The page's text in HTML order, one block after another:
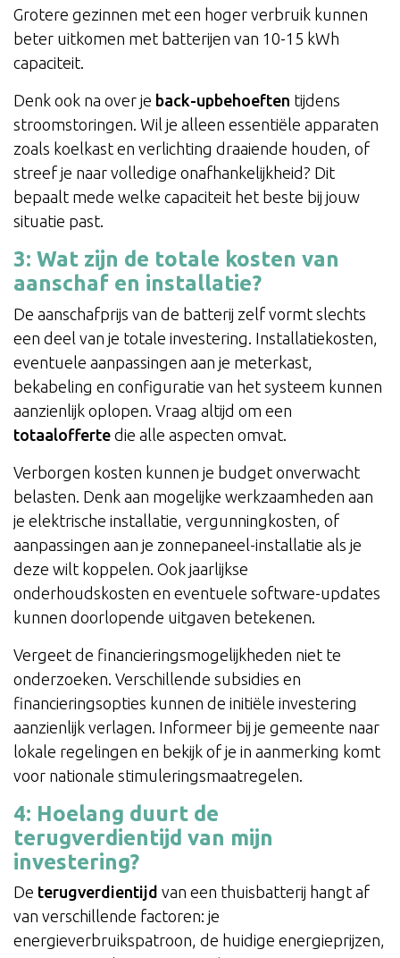
Grotere gezinnen met een hoger verbruik kunnen
beter uitkomen met batterijen van 10-15 kWh
capaciteit.
Denk ook na over je back-upbehoeften tijdens
stroomstoringen. Wil je alleen essentiële apparaten
zoals koelkast en verlichting draaiende houden, of
streef je naar volledige onafhankelijkheid? Dit
bepaalt mede welke capaciteit het beste bij jouw
situatie past.
3: Wat zijn de totale kosten van
aanschaf en installatie?
De aanschafprijs van de batterij zelf vormt slechts
een deel van je totale investering. Installatiekosten,
eventuele aanpassingen aan je meterkast,
bekabeling en configuratie van het systeem kunnen
aanzienlijk oplopen. Vraag altijd om een
totaalofferte die alle aspecten omvat.
Verborgen kosten kunnen je budget onverwacht
belasten. Denk aan mogelijke werkzaamheden aan
je elektrische installatie, vergunningkosten, of
aanpassingen aan je zonnepaneel-installatie als je
deze wilt koppelen. Ook jaarlijkse
onderhoudskosten en eventuele software-updates
kunnen doorlopende uitgaven betekenen.
Vergeet de financieringsmogelijkheden niet te
onderzoeken. Verschillende subsidies en
financieringsopties kunnen de initiële investering
aanzienlijk verlagen. Informeer bij je gemeente naar
lokale regelingen en bekijk of je in aanmerking komt
voor nationale stimuleringsmaatregelen.
4: Hoelang duurt de
terugverdientijd van mijn
investering?
De terugverdientijd van een thuisbatterij hangt af
van verschillende factoren: je
energieverbruikspatroon, de huidige energieprijzen,